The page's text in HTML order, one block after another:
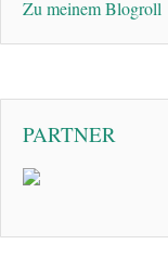
Zu meinem Blogroll
PARTNER